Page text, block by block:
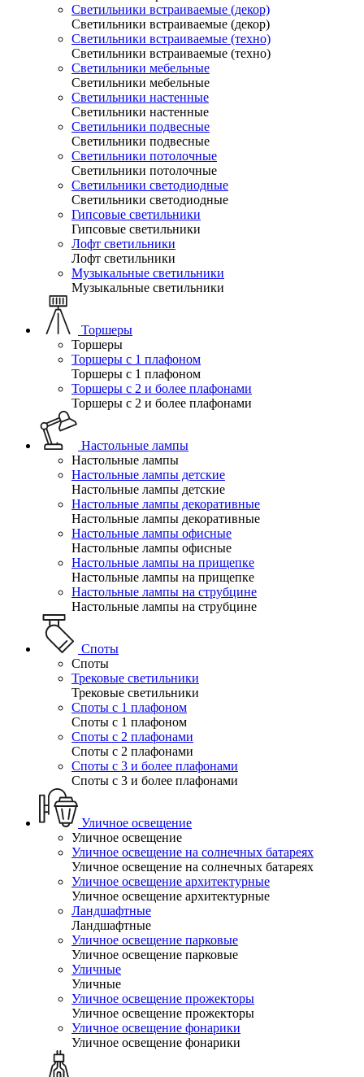
Светильники встраиваемые (декор)
Светильники встраиваемые (декор)
Светильники встраиваемые (техно)
Светильники встраиваемые (техно)
Светильники мебельные
Светильники мебельные
Светильники настенные
Светильники настенные
Светильники подвесные
Светильники подвесные
Светильники потолочные
Светильники потолочные
Светильники светодиодные
Светильники светодиодные
Гипсовые светильники
Гипсовые светильники
Лофт светильники
Лофт светильники
Музыкальные светильники
Музыкальные светильники
Торшеры
Торшеры
Торшеры с 1 плафоном
Торшеры с 1 плафоном
Торшеры с 2 и более плафонами
Торшеры с 2 и более плафонами
Настольные лампы
Настольные лампы
Настольные лампы детские
Настольные лампы детские
Настольные лампы декоративные
Настольные лампы декоративные
Настольные лампы офисные
Настольные лампы офисные
Настольные лампы на прищепке
Настольные лампы на прищепке
Настольные лампы на струбцине
Настольные лампы на струбцине
Споты
Споты
Трековые светильники
Трековые светильники
Споты с 1 плафоном
Споты с 1 плафоном
Споты с 2 плафонами
Споты с 2 плафонами
Споты с 3 и более плафонами
Споты с 3 и более плафонами
Уличное освещение
Уличное освещение
Уличное освещение на солнечных батареях
Уличное освещение на солнечных батареях
Уличное освещение архитектурные
Уличное освещение архитектурные
Ландшафтные
Ландшафтные
Уличное освещение парковые
Уличное освещение парковые
Уличные
Уличные
Уличное освещение прожекторы
Уличное освещение прожекторы
Уличное освещение фонарики
Уличное освещение фонарики